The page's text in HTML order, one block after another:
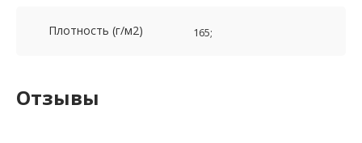
Плотность (г/м2) 165;
Отзывы